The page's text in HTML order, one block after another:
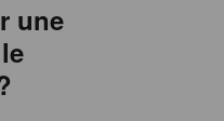
une